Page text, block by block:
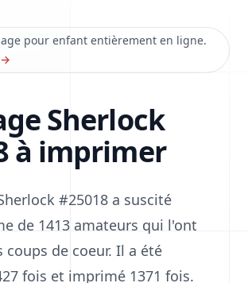
pour enfant entièrement en ligne.
→
Sherlock
à imprimer
#25018 a suscité
de 1413 amateurs qui l'ont
coups de coeur. Il a été
fois et imprimé 1371 fois.